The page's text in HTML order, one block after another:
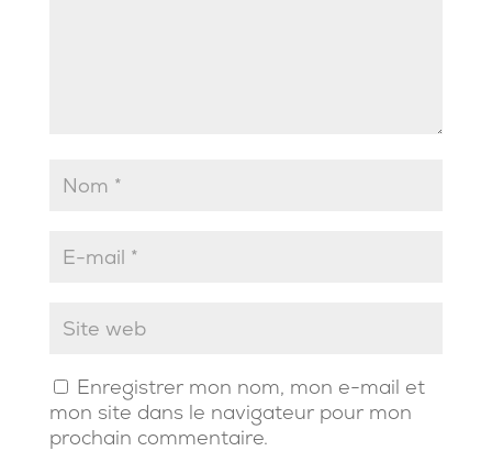
Enregistrer mon nom, mon e-mail et
mon site dans le navigateur pour mon
prochain commentaire.